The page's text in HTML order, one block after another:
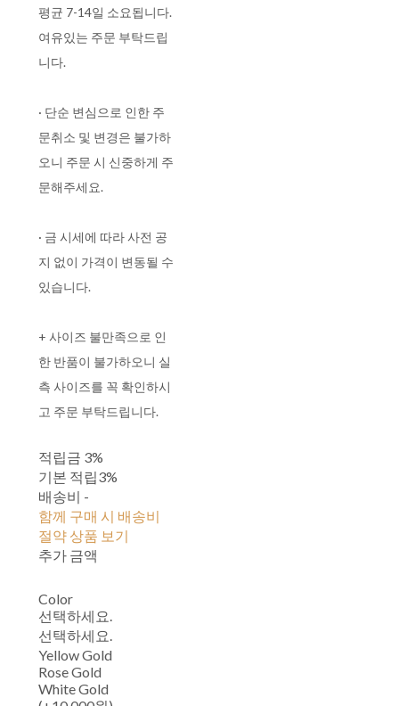
평균 7-14일 소요됩니다.
여유있는 주문 부탁드립
니다.
· 단순 변심으로 인한 주
문취소 및 변경은 불가하
오니 주문 시 신중하게 주
문해주세요.
· 금 시세에 따라 사전 공
지 없이 가격이 변동될 수
있습니다.
+ 사이즈 불만족으로 인
한 반품이 불가하오니 실
측 사이즈를 꼭 확인하시
고 주문 부탁드립니다.
적립금 3%
기본 적립3%
배송비 -
함께 구매 시 배송비
절약 상품 보기
추가 금액
Color
선택하세요.
선택하세요.
Yellow Gold
Rose Gold
White Gold